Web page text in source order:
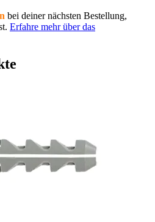
bei deiner nächsten Bestellung,
Erfahre mehr über das